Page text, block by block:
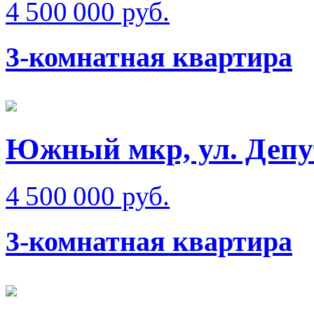
4 500 000 руб.
3-комнатная квартира
Южный мкр, ул.
4 500 000 руб.
3-комнатная квартира